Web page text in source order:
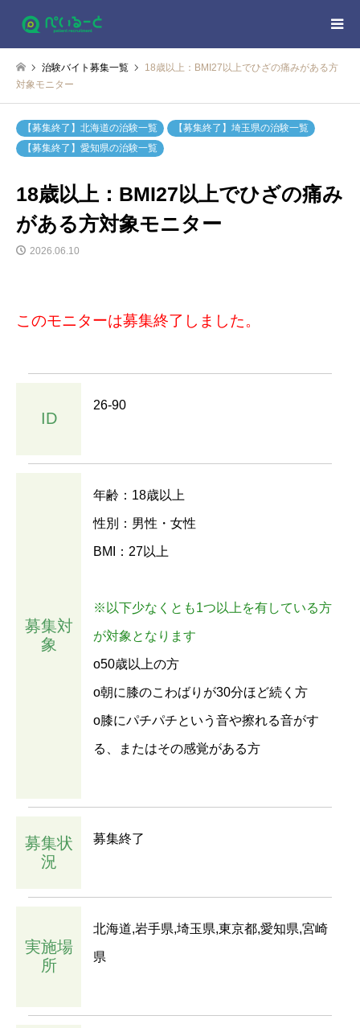
治験バイト募集一覧
18歳以上：BMI27以上でひざの痛みがある方
対象モニター
【募集終了】北海道の治験一覧
【募集終了】埼玉県の治験一覧
【募集終了】愛知県の治験一覧
18歳以上：BMI27以上でひざの痛み
がある方対象モニター
2026.06.10
このモニターは募集終了しました。
ID
26-90
募集対
象
年齢：18歳以上
性別：男性・女性
BMI：27以上
※以下少なくとも1つ以上を有している方
が対象となります
o50歳以上の方
o朝に膝のこわばりが30分ほど続く方
o膝にパチパチという音や擦れる音がす
る、またはその感覚がある方
募集状
況
募集終了
実施場
所
北海道,岩手県,埼玉県,東京都,愛知県,宮崎
県